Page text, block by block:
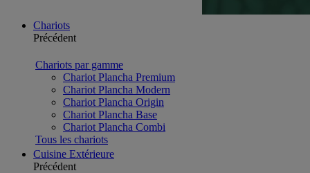
Chariots
Précédent
Chariots par gamme
Chariot Plancha Premium
Chariot Plancha Modern
Chariot Plancha Origin
Chariot Plancha Base
Chariot Plancha Combi
Tous les chariots
Cuisine Extérieure
Précédent